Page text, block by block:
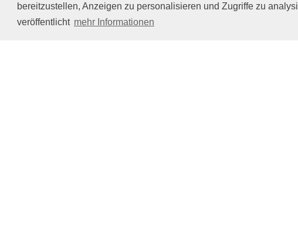
bereitzustellen, Anzeigen zu personalisieren und Zugriffe zu
veröffentlicht mehr Informationen
Impressum/DatenschutzTierhilfe Verbindet (c)